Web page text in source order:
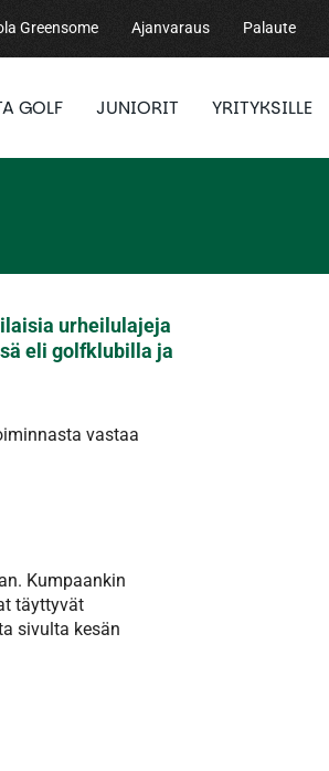
Greensome Ajanvaraus Palaute
GOLF JUNIORIT YRITYKSILLE
urheilulajeja
eli golfklubilla ja
vastaa
Kumpaankin
täyttyvät
sivulta kesän